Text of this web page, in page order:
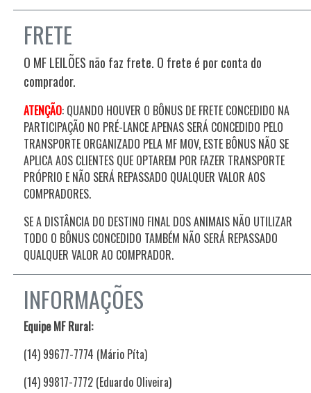
FRETE
O MF LEILÕES não faz frete. O frete é por conta do
comprador.
ATENÇÃO: QUANDO HOUVER O BÔNUS DE FRETE CONCEDIDO NA
PARTICIPAÇÃO NO PRÉ-LANCE APENAS SERÁ CONCEDIDO PELO
TRANSPORTE ORGANIZADO PELA MF MOV, ESTE BÔNUS NÃO SE
APLICA AOS CLIENTES QUE OPTAREM POR FAZER TRANSPORTE
PRÓPRIO E NÃO SERÁ REPASSADO QUALQUER VALOR AOS
COMPRADORES.
SE A DISTÂNCIA DO DESTINO FINAL DOS ANIMAIS NÃO UTILIZAR
TODO O BÔNUS CONCEDIDO TAMBÉM NÃO SERÁ REPASSADO
QUALQUER VALOR AO COMPRADOR.
INFORMAÇÕES
Equipe MF Rural:
(14) 99677-7774 (Mário Píta)
(14) 99817-7772 (Eduardo Oliveira)